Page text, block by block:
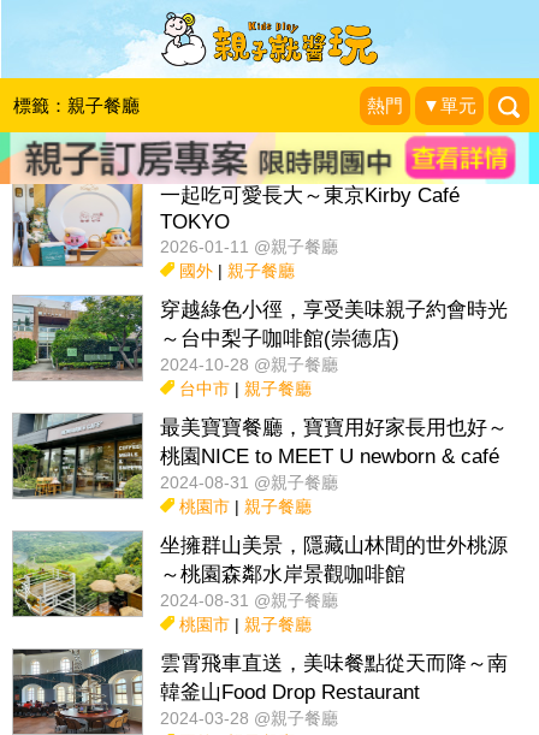
標籤：親子餐廳 熱門 ▼單元
搜尋目前位置》
話題： 親子活動＆展覽 親子餐廳 特色國小 親子露營地
一起吃可愛長大～東京Kirby Café
TOKYO
2026-01-11 @親子餐廳
國外| 親子餐廳
穿越綠色小徑，享受美味親子約會時光
～台中梨子咖啡館(崇德店)
2024-10-28 @親子餐廳
台中市| 親子餐廳
最美寶寶餐廳，寶寶用好家長用也好～
桃園NICE to MEET U newborn & café
2024-08-31 @親子餐廳
桃園市| 親子餐廳
坐擁群山美景，隱藏山林間的世外桃源
～桃園森鄰水岸景觀咖啡館
2024-08-31 @親子餐廳
桃園市| 親子餐廳
雲霄飛車直送，美味餐點從天而降～南
韓釜山Food Drop Restaurant
2024-03-28 @親子餐廳